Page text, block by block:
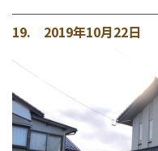
19. 2019年10月22日